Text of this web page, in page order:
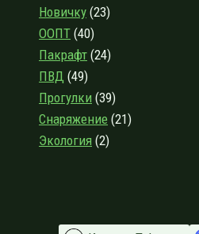
Новичку (23)
ООПТ (40)
Пакрафт (24)
ПВД (49)
Прогулки (39)
Снаряжение (21)
Экология (2)